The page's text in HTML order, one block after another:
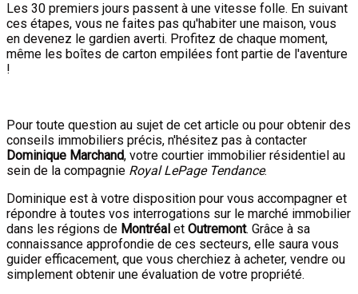
Les 30 premiers jours passent à une vitesse folle. En suivant
ces étapes, vous ne faites pas qu'habiter une maison, vous
en devenez le gardien averti. Profitez de chaque moment,
même les boîtes de carton empilées font partie de l'aventure
!
Pour toute question au sujet de cet article ou pour obtenir des
conseils immobiliers précis, n'hésitez pas à contacter
Dominique Marchand, votre courtier immobilier résidentiel au
sein de la compagnie Royal LePage Tendance.
Dominique est à votre disposition pour vous accompagner et
répondre à toutes vos interrogations sur le marché immobilier
dans les régions de Montréal et Outremont. Grâce à sa
connaissance approfondie de ces secteurs, elle saura vous
guider efficacement, que vous cherchiez à acheter, vendre ou
simplement obtenir une évaluation de votre propriété.